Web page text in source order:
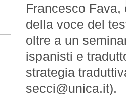
Francesco Fava,
della voce del
oltre a un
ispanisti e
strategia
secci@unica.it).